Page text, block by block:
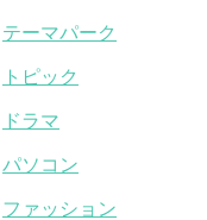
テーマパーク
トピック
ドラマ
パソコン
ファッション